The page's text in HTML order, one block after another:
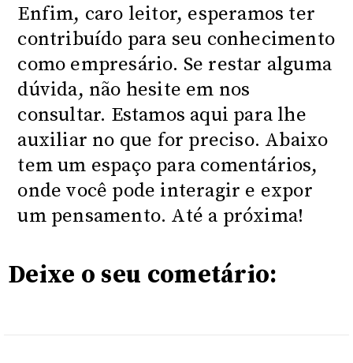
Enfim, caro leitor, esperamos ter
contribuído para seu conhecimento
como empresário. Se restar alguma
dúvida, não hesite em nos
consultar. Estamos aqui para lhe
auxiliar no que for preciso. Abaixo
tem um espaço para comentários,
onde você pode interagir e expor
um pensamento. Até a próxima!
Deixe o seu cometário: